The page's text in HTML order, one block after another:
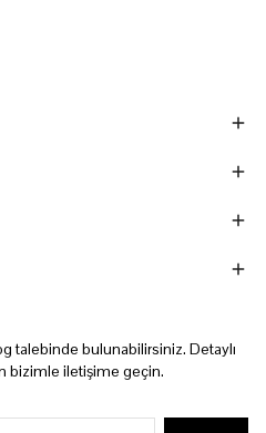
talebinde bulunabilirsiniz. Detaylı
bizimle iletişime geçin.